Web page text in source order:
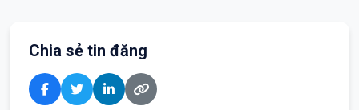
Chia sẻ tin đăng